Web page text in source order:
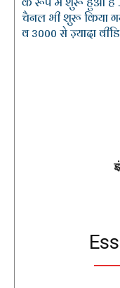
चैनल भी शुरू किया
व 3000 से ज़्यादा